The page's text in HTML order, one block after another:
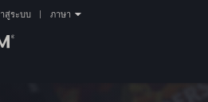
สู่ระบบ ภาษา